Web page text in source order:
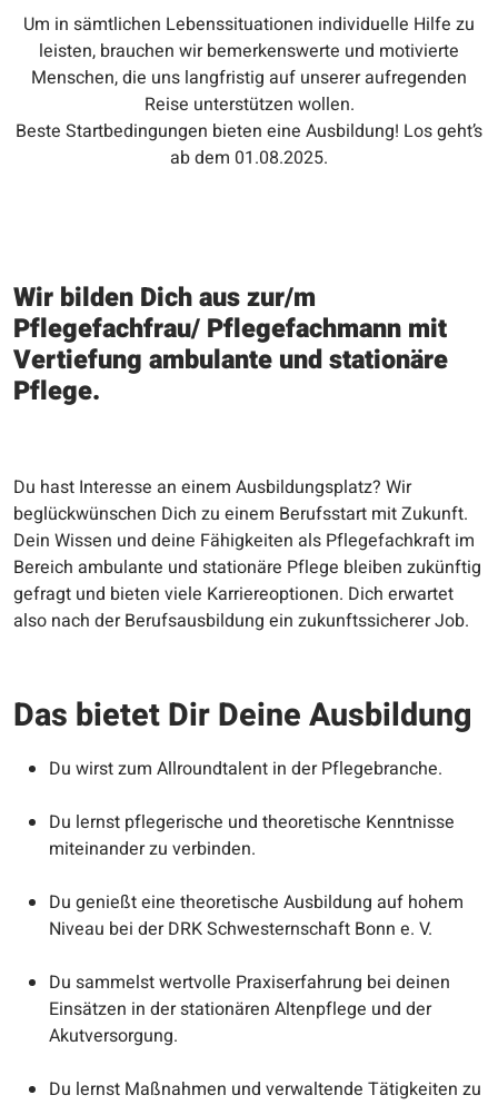
Um in sämtlichen Lebenssituationen individuelle Hilfe zu
leisten, brauchen wir bemerkenswerte und motivierte
Menschen, die uns langfristig auf unserer aufregenden
Reise unterstützen wollen.
Beste Startbedingungen bieten eine Ausbildung! Los geht’s
ab dem 01.08.2025.
Wir bilden Dich aus zur/m
Pflegefachfrau/ Pflegefachmann mit
Vertiefung ambulante und stationäre
Pflege.
Du hast Interesse an einem Ausbildungsplatz? Wir
beglückwünschen Dich zu einem Berufsstart mit Zukunft.
Dein Wissen und deine Fähigkeiten als Pflegefachkraft im
Bereich ambulante und stationäre Pflege bleiben zukünftig
gefragt und bieten viele Karriereoptionen. Dich erwartet
also nach der Berufsausbildung ein zukunftssicherer Job.
Das bietet Dir Deine Ausbildung
Du wirst zum Allroundtalent in der Pflegebranche.
Du lernst pflegerische und theoretische Kenntnisse
miteinander zu verbinden.
Du genießt eine theoretische Ausbildung auf hohem
Niveau bei der DRK Schwesternschaft Bonn e. V.
Du sammelst wertvolle Praxiserfahrung bei deinen
Einsätzen in der stationären Altenpflege und der
Akutversorgung.
Du lernst Maßnahmen und verwaltende Tätigkeiten zu